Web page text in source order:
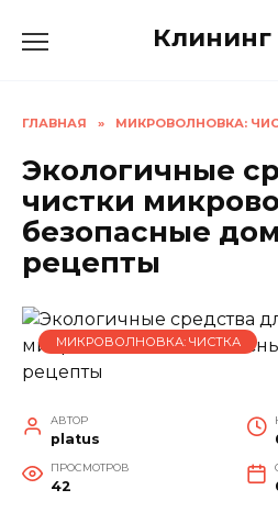
Клининг
ГЛАВНАЯ » МИКРОВОЛНОВКА:
Экологичные
чистки
безопасные
рецепты
МИКРОВОЛНОВКА: ЧИСТКА
АВТОР
platus
ПРОСМОТРОВ
42